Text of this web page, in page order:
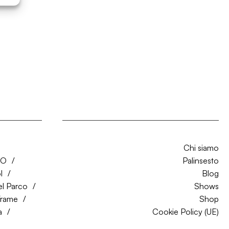
Parco
Chi siamo
Palinsesto
Blog
Shows
Shop
Cookie Policy (UE)